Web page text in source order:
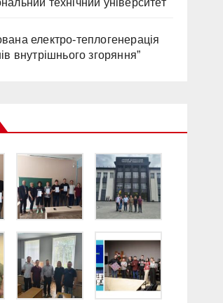
технічний університет
електро-теплогенерація
внутрішнього згоряння”